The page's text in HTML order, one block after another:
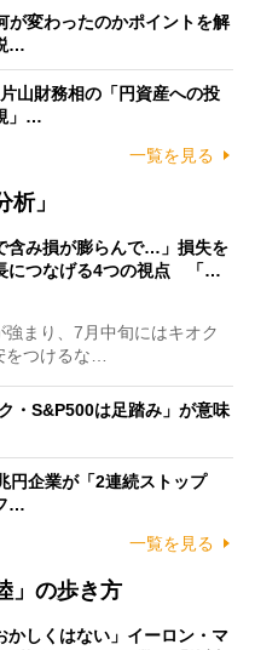
が変わったのかポイントを解
…
山財務相の「円資産への投
」…
一覧を見る
」
含み損が膨らんで…」損失を
につなげる4つの視点 「…
まり、7月中旬にはキオク
をつけるな…
・S&P500は足踏み」が意味
円企業が「2連続ストップ
…
一覧を見る
」の歩き方
かしくはない」イーロン・マ